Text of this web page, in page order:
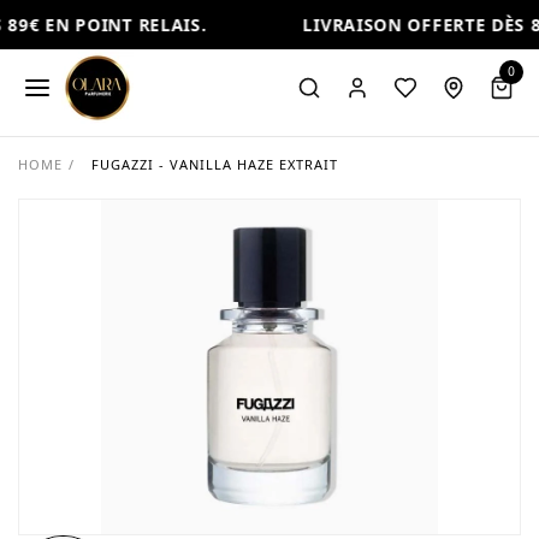
EN POINT RELAIS. LIVRAISON OFFERTE DÈS
0
HOME / FUGAZZI - VANILLA HAZE EXTRAIT